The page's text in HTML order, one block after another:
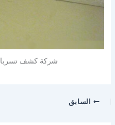
شركة كشف تسربات
السابق